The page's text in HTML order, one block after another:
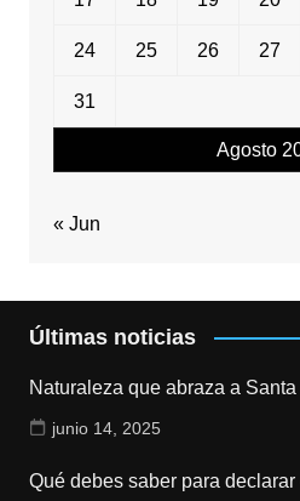
Agosto
24 25 26 27
31
« Jun
Últimas noticias
Naturaleza que abraza a
junio 14, 2025
Qué debes saber para